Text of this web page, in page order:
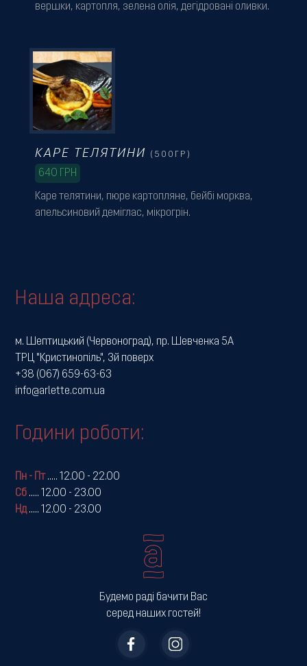
вершки, картопля, зелена олія, дегідровані оливки.
Каре телятини, пюре картопляне, бейбі морква,
апельсиновий деміглас, мікрогрін.
КАРЕ ТЕЛЯТИНИ (500ГР)
640 ГРН
Наша адреса:
м. Шептицький (Червоноград), пр. Шевченка 5А
ТРЦ "Кристинопіль", 3й поверх
+38 (067) 659-63-63
info@arlette.com.ua
Будемо раді бачити Вас
серед наших гостей!
Години роботи:
Пн - Пт.....
12.00 - 22.00
Сб .....
12.00 - 23.00
Нд..... 12.00 - 23.00